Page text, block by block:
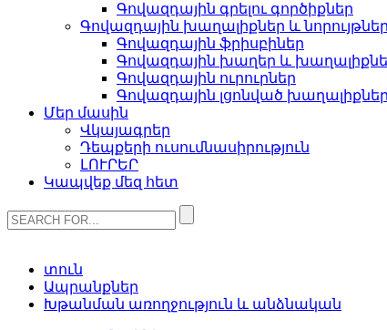
Գովազդային գրելու գործիքներ
Գովազդային խաղալիքներ և նորույթներ
Գովազդային ֆրիսբիներ
Գովազդային խաղեր և
Գովազդային ուրուրներ
Գովազդային լցոնված խաղալիքներ
Մեր մասին
Վկայագրեր
Դեպքերի ուսումնասիրություն
ԼՈՒՐԵՐ
Կապվեք մեզ հետ
տուն
Ապրանքներ
Խթանման առողջություն և անձնական